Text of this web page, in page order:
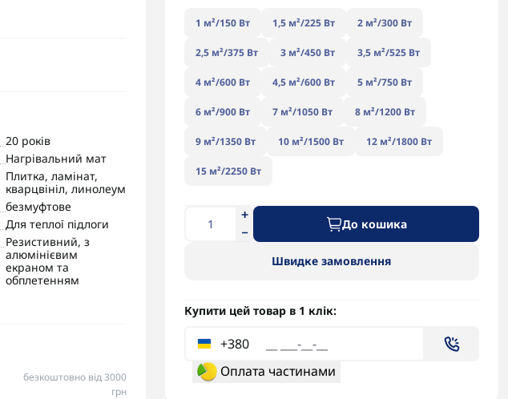
1 м²/150 Вт 1,5 м²/225 Вт 2 м²/300 Вт
2,5 м²/375 Вт 3 м²/450 Вт 3,5 м²/525 Вт
4 м²/600 Вт 4,5 м²/600 Вт 5 м²/750 Вт
6 м²/900 Вт 7 м²/1050 Вт 8 м²/1200 Вт
9 м²/1350 Вт 10 м²/1500 Вт 12 м²/1800 Вт
15 м²/2250 Вт
До кошика
Швидке замовлення
Купити цей товар в 1 клік:
+380
Оплата частинами
20 років
Нагрівальний мат
Плитка, ламінат,
кварцвініл, линолеум
безмуфтове
Для теплої підлоги
Резистивний, з
алюмінієвим
екраном та
обплетенням
безкоштовно від 3000
грн